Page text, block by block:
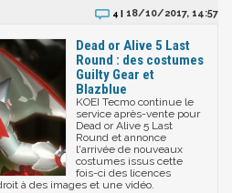
4 | 18/10/2017, 14:57
Dead or Alive 5 Last
Round : des costumes
Guilty Gear et
Blazblue
KOEI Tecmo continue le
service après-vente pour
Dead or Alive 5 Last
Round et annonce
l'arrivée de nouveaux
costumes issus cette
fois-ci des licences
à des images et une vidéo.